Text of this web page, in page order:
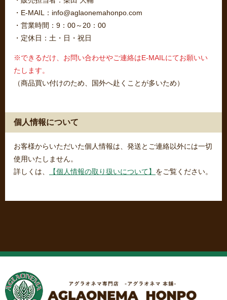
・E-MAIL：info@aglaonemahonpo.com
・営業時間：9：00～20：00
・定休日：土・日・祝日
※できるだけ、お問い合わせやご連絡はE-MAILにてお願いい
たします。
（商品買い付けのため、国外へ赴くことが多いため）
個人情報について
お客様からいただいた個人情報は、発送とご連絡以外には一切
使用いたしません。
詳しくは、
【個人情報の取り扱いについて】 をご覧ください。